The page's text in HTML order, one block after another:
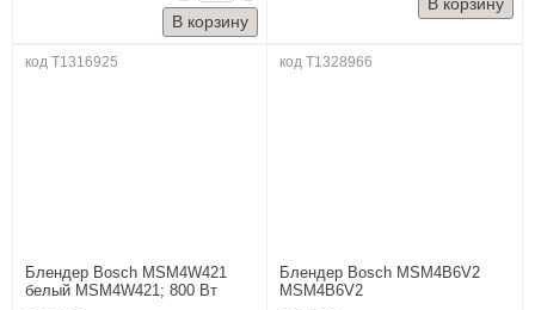
код T1316925
Блендер Bosch MSM4W421
белый MSM4W421; 800 Вт
код T1328966
Блендер Bosch MSM4B6V2
MSM4B6V2